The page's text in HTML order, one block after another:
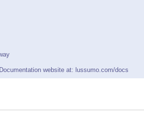
website at: lussumo.com/docs